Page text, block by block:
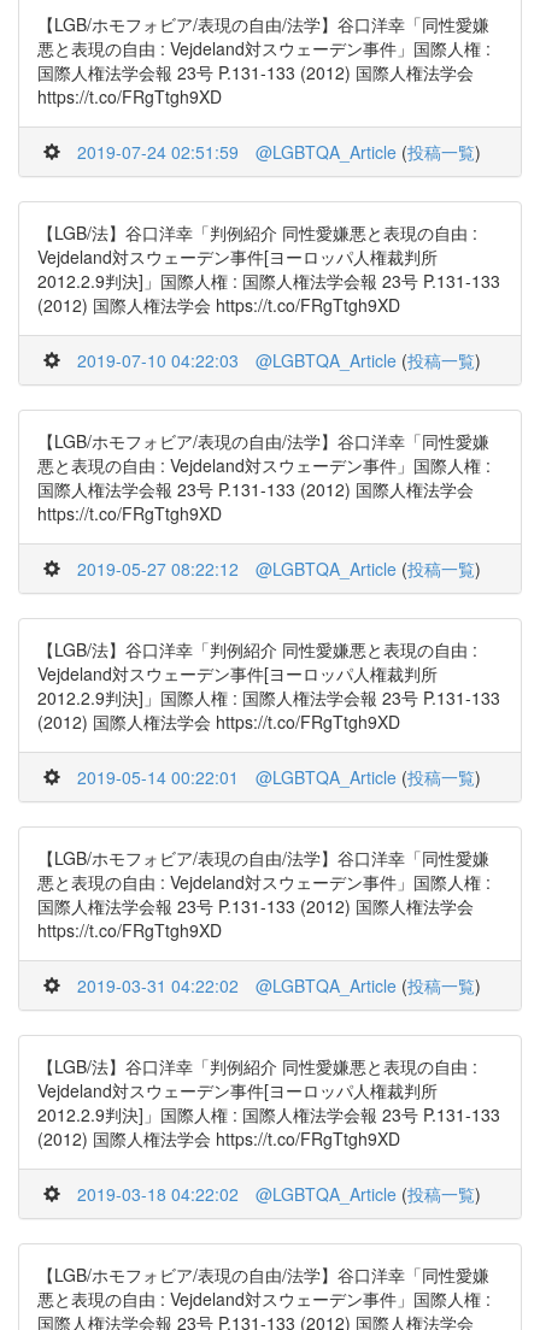
【LGB/ホモフォビア/表現の自由/法学】谷口洋幸「同性愛嫌
悪と表現の自由 : Vejdeland対スウェーデン事件」国際人権 :
国際人権法学会報 23号 P.131-133 (2012) 国際人権法学会
https://t.co/FRgTtgh9XD
2019-07-24 02:51:59 @LGBTQA_Article (投稿一覧)
【LGB/法】谷口洋幸「判例紹介 同性愛嫌悪と表現の自由 :
Vejdeland対スウェーデン事件[ヨーロッパ人権裁判所
2012.2.9判決]」国際人権 : 国際人権法学会報 23号 P.131-133
(2012) 国際人権法学会 https://t.co/FRgTtgh9XD
2019-07-10 04:22:03 @LGBTQA_Article (投稿一覧)
【LGB/ホモフォビア/表現の自由/法学】谷口洋幸「同性愛嫌
悪と表現の自由 : Vejdeland対スウェーデン事件」国際人権 :
国際人権法学会報 23号 P.131-133 (2012) 国際人権法学会
https://t.co/FRgTtgh9XD
2019-05-27 08:22:12 @LGBTQA_Article (投稿一覧)
【LGB/法】谷口洋幸「判例紹介 同性愛嫌悪と表現の自由 :
Vejdeland対スウェーデン事件[ヨーロッパ人権裁判所
2012.2.9判決]」国際人権 : 国際人権法学会報 23号 P.131-133
(2012) 国際人権法学会 https://t.co/FRgTtgh9XD
2019-05-14 00:22:01 @LGBTQA_Article (投稿一覧)
【LGB/ホモフォビア/表現の自由/法学】谷口洋幸「同性愛嫌
悪と表現の自由 : Vejdeland対スウェーデン事件」国際人権 :
国際人権法学会報 23号 P.131-133 (2012) 国際人権法学会
https://t.co/FRgTtgh9XD
2019-03-31 04:22:02 @LGBTQA_Article (投稿一覧)
【LGB/法】谷口洋幸「判例紹介 同性愛嫌悪と表現の自由 :
Vejdeland対スウェーデン事件[ヨーロッパ人権裁判所
2012.2.9判決]」国際人権 : 国際人権法学会報 23号 P.131-133
(2012) 国際人権法学会 https://t.co/FRgTtgh9XD
2019-03-18 04:22:02 @LGBTQA_Article (投稿一覧)
【LGB/ホモフォビア/表現の自由/法学】谷口洋幸「同性愛嫌
悪と表現の自由 : Vejdeland対スウェーデン事件」国際人権 :
国際人権法学会報 23号 P.131-133 (2012) 国際人権法学会